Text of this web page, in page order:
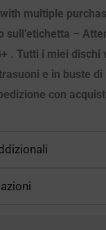
multiple
sull’etichetta –
. Tutti i miei dischi
e in buste di
con